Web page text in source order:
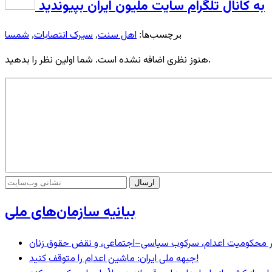
به کانال تلگرام سایت ملیون ایران بپیوندید
برچسب‌ها: اهل سنت, سیرک انتصابات, شمسا
هنوز نظری اضافه نشده است. شما اولین نظر را بدهید.
بیانیه سازمان‌های ملی
در محکومیت اعدام، سرکوب سیاسی–اجتماعی، و نقض حقوق زنان
جبهه ملی ایران: ماشین اعدام را متوقف کنید!